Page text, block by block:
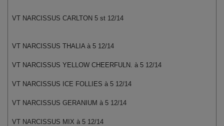
VT NARCISSUS CARLTON 5 st 12/14
VT NARCISSUS THALIA à 5 12/14
VT NARCISSUS YELLOW CHEERFULN. à 5 12/14
VT NARCISSUS ICE FOLLIES à 5 12/14
VT NARCISSUS GERANIUM à 5 12/14
VT NARCISSUS MIX à 5 12/14